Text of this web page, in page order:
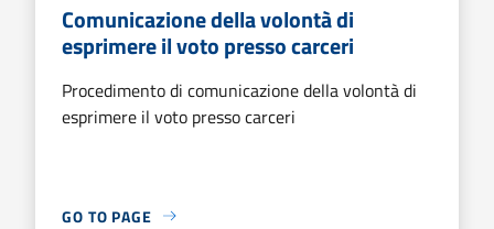
Comunicazione della volontà di
esprimere il voto presso carceri
Procedimento di comunicazione della volontà di
esprimere il voto presso carceri
GO TO PAGE